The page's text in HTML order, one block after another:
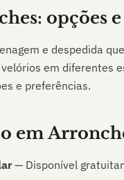
: opções
e despedida
em diferentes
e preferências.
em
— Disponível